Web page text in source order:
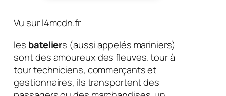
Vu sur l4mcdn.fr
les bateliers (aussi appelés mariniers)
sont des amoureux des fleuves. tour à
tour techniciens, commerçants et
gestionnaires, ils transportent des